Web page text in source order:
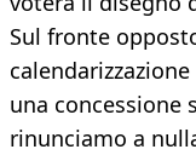
Sul fronte
una concessione
rinunciamo a